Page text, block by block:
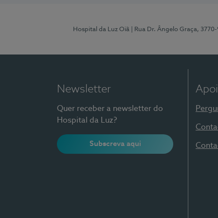
Hospital da Luz Oiã | Rua Dr. Ângelo Graça,
Newsletter
Quer receber a newsletter do
Hospital da Luz?
Subscreva aqui